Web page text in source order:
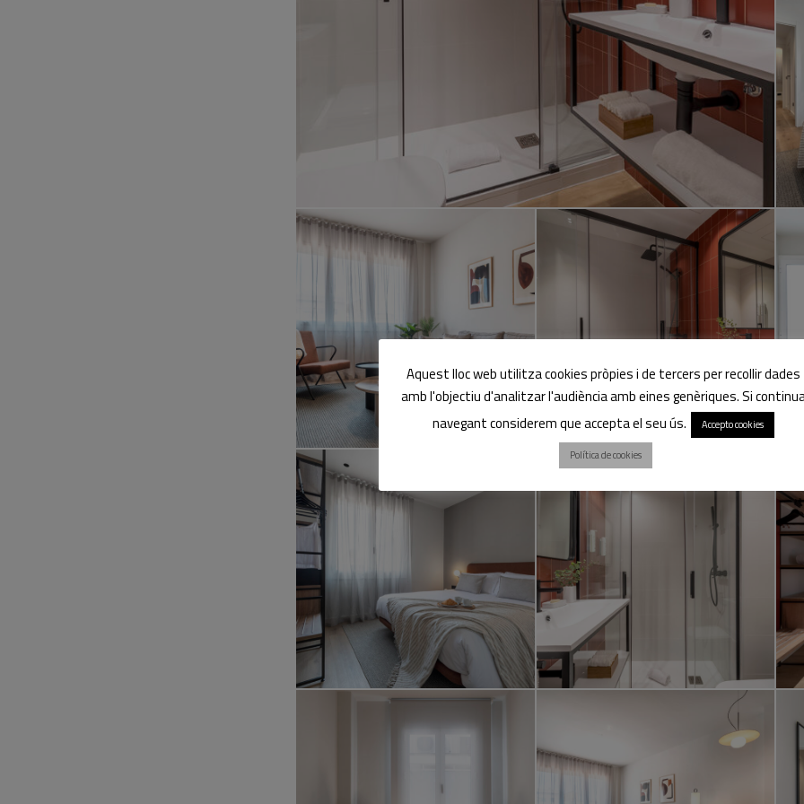
Aquest lloc web utilitza cookies pròpies i de tercers per recollir dades
amb l'objectiu d'analitzar l'audiència amb eines genèriques. Si
navegant considerem que accepta el seu ús.
Accepto cookies
Política de cookies